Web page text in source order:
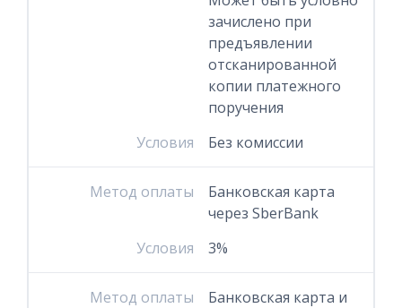
зачислено при
предъявлении
отсканированной
копии платежного
поручения
Условия
Без комиссии
Метод оплаты
Банковская карта
через SberBank
Условия
3%
Метод оплаты
Банковская карта и